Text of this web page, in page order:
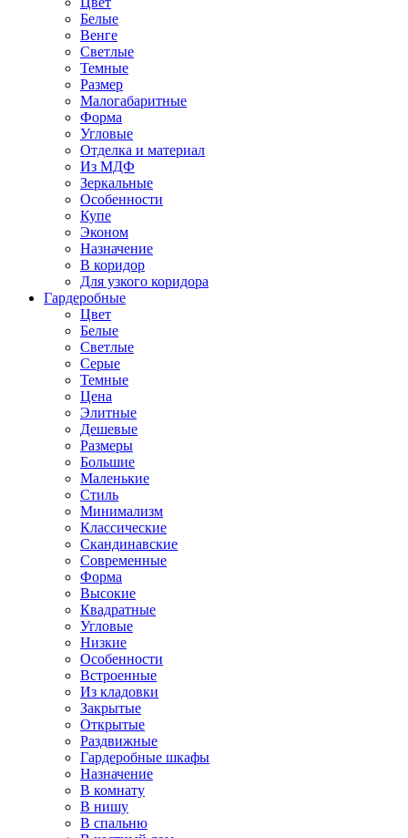
Белые
Венге
Светлые
Темные
Размер
Малогабаритные
Форма
Угловые
Отделка и материал
Из МДФ
Зеркальные
Особенности
Купе
Эконом
Назначение
В коридор
Для узкого коридора
Гардеробные
Цвет
Белые
Светлые
Серые
Темные
Цена
Элитные
Дешевые
Размеры
Большие
Маленькие
Стиль
Минимализм
Классические
Скандинавские
Современные
Форма
Высокие
Квадратные
Угловые
Низкие
Особенности
Встроенные
Из кладовки
Закрытые
Открытые
Раздвижные
Гардеробные шкафы
Назначение
В комнату
В нишу
В спальню